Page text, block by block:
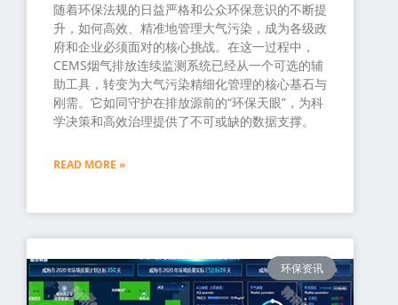
随着环保法规的日益严格和公众环保意识的不断提
升，如何高效、精准地管理大气污染，成为各级政
府和企业必须面对的核心挑战。在这一过程中，
CEMS烟气排放连续监测系统已经从一个可选的辅
助工具，转变为大气污染精细化管理的核心基石与
刚需。它如同守护在排放源前的“环保天眼”，为科
学决策和高效治理提供了不可或缺的数据支撑。
READ MORE »
环保资讯